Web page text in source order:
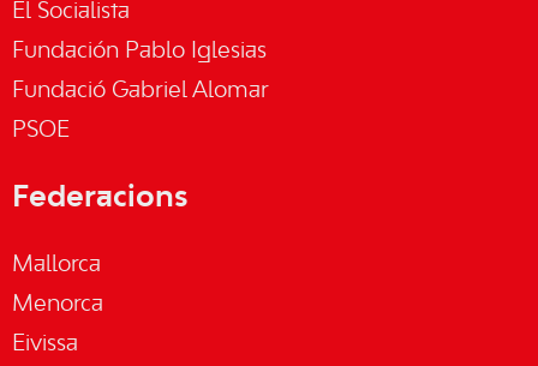
El Socialista
Fundación Pablo Iglesias
Fundació Gabriel Alomar
PSOE
Federacions
Mallorca
Menorca
Eivissa